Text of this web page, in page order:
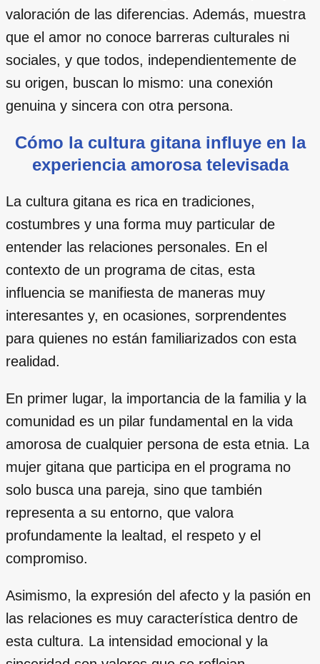
valoración de las diferencias. Además, muestra
que el amor no conoce barreras culturales ni
sociales, y que todos, independientemente de
su origen, buscan lo mismo: una conexión
genuina y sincera con otra persona.
Cómo la cultura gitana influye en la
experiencia amorosa televisada
La cultura gitana es rica en tradiciones,
costumbres y una forma muy particular de
entender las relaciones personales. En el
contexto de un programa de citas, esta
influencia se manifiesta de maneras muy
interesantes y, en ocasiones, sorprendentes
para quienes no están familiarizados con esta
realidad.
En primer lugar, la importancia de la familia y la
comunidad es un pilar fundamental en la vida
amorosa de cualquier persona de esta etnia. La
mujer gitana que participa en el programa no
solo busca una pareja, sino que también
representa a su entorno, que valora
profundamente la lealtad, el respeto y el
compromiso.
Asimismo, la expresión del afecto y la pasión en
las relaciones es muy característica dentro de
esta cultura. La intensidad emocional y la